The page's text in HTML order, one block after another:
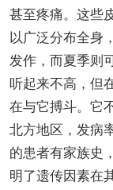
甚至疼痛。这些
以广泛分布全身
发作，而夏季则
听起来不高，但
在与它搏斗。它
北方地区，发病
的患者有家族史
明了遗传因素在